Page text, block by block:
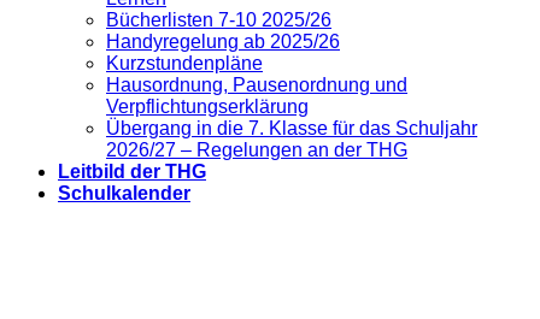
Bücherlisten 7-10 2025/26
Handyregelung ab 2025/26
Kurzstundenpläne
Hausordnung, Pausenordnung und
Verpflichtungserklärung
Übergang in die 7. Klasse für das Schuljahr
2026/27 – Regelungen an der THG
Leitbild der THG
Schulkalender